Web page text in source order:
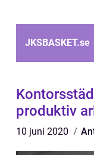
JKSBASKET.se
produktiv
10 juni 2020